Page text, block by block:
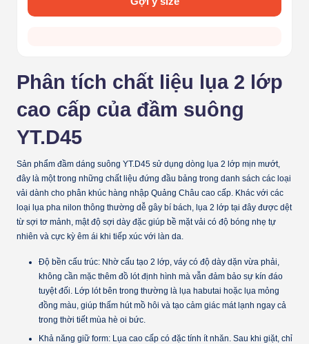
Phân tích chất liệu lụa 2 lớp
cao cấp của đầm suông
YT.D45
Sản phẩm đầm dáng suông YT.D45 sử dụng dòng lụa 2 lớp mịn mướt,
đây là một trong những chất liệu đứng đầu bảng trong danh sách các loại
vải dành cho phân khúc hàng nhập Quảng Châu cao cấp. Khác với các
loại lụa pha nilon thông thường dễ gây bí bách, lụa 2 lớp tại đây được dệt
từ sợi tơ mảnh, mật độ sợi dày đặc giúp bề mặt vải có độ bóng nhẹ tự
nhiên và cực kỳ êm ái khi tiếp xúc với làn da.
Độ bền cấu trúc: Nhờ cấu tạo 2 lớp, váy có độ dày dặn vừa phải,
không cần mặc thêm đồ lót định hình mà vẫn đảm bảo sự kín đáo
tuyệt đối. Lớp lót bên trong thường là lụa habutai hoặc lụa mỏng
đồng màu, giúp thấm hút mồ hôi và tạo cảm giác mát lạnh ngay cả
trong thời tiết mùa hè oi bức.
Khả năng giữ form: Lụa cao cấp có đặc tính ít nhăn. Sau khi giặt, chỉ